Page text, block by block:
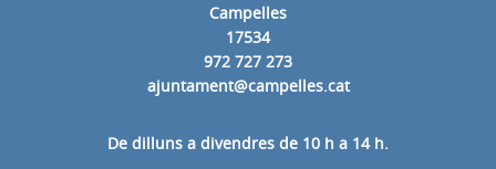
Campelles
17534
972 727 273
ajuntament@campelles.cat
De dilluns a divendres de 10 h a 14 h.